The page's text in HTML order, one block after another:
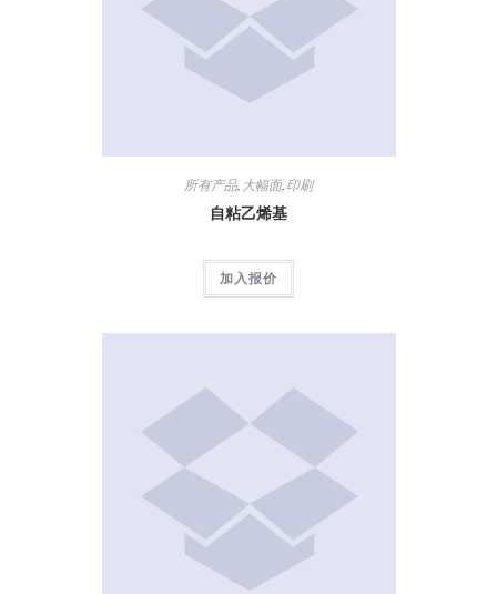
所有产品 大幅面, 印刷
自粘乙烯基
加入报价